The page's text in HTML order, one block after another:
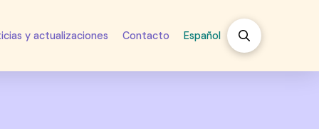
y actualizaciones Contacto Español